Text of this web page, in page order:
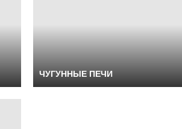
ЧУГУННЫЕ ПЕЧИ